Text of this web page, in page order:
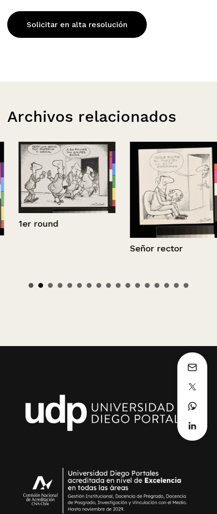
Solicitar en alta resolución
Archivos relacionados
1er round
Señor rector